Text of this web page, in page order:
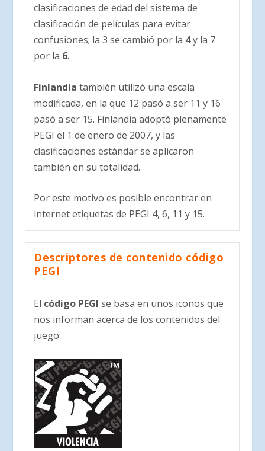
clasificaciones de edad del sistema de
clasificación de películas para evitar
confusiones; la 3 se cambió por la 4y la 7
por la 6.
Finlandia también utilizó una escala
modificada, en la que 12 pasó a ser 11 y 16
pasó a ser 15. Finlandia adoptó plenamente
PEGI el 1 de enero de 2007, y las
clasificaciones estándar se aplicaron
también en su totalidad.
Por este motivo es posible encontrar en
internet etiquetas de PEGI 4, 6, 11 y 15.
Descriptores de contenido código
PEGI
El código PEGI se basa en unos iconos que
nos informan acerca de los contenidos del
juego: